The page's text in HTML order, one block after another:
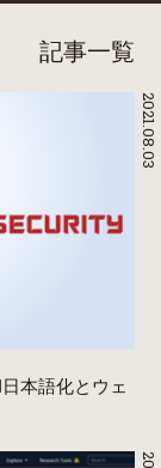
記事一覧
2021.08.03
本語化とウェ